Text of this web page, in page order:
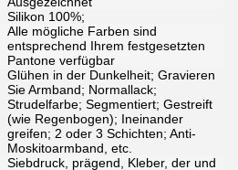
Silikon 100%;
Alle mögliche Farben sind
entsprechend Ihrem festgesetzten
Pantone verfügbar
Glühen in der Dunkelheit; Gravieren
Sie Armband; Normallack;
Strudelfarbe; Segmentiert; Gestreift
(wie Regenbogen); Ineinander
greifen; 2 oder 3 Schichten; Anti-
Moskitoarmband, etc.
Siebdruck, prägend, Kleber, der und